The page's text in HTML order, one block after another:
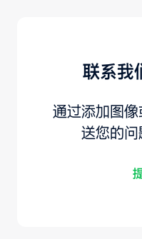
联系我
通过添加图
送您的问